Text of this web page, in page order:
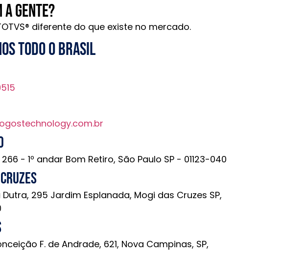
a gente?
diferente do que existe no mercado.
todo o brasil
- 1º andar Bom Retiro, São Paulo SP - 01123-040
Dutra, 295 Jardim Esplanada, Mogi das Cruzes SP,
F. de Andrade, 621, Nova Campinas, SP,